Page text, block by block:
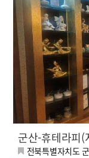
군산-휴테라피(
전북특별자치도